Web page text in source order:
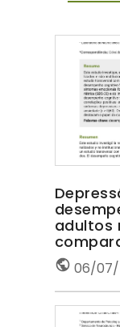
adultos
06/